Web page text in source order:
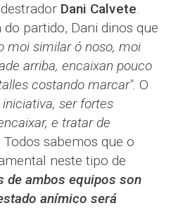
Dani Calvete.
partido, Dani dinos que
moi similar ó noso, moi
arriba, encaixan pouco
costando marcar". O
iniciativa, ser fortes
e tratar de
Todos sabemos que o
neste tipo de
de ambos equipos son
anímico será